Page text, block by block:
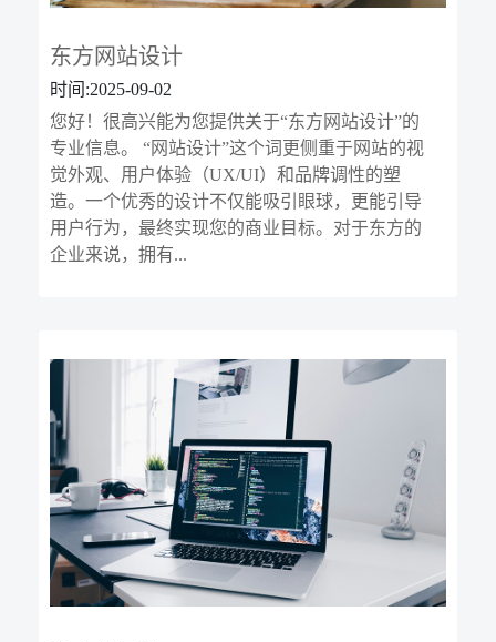
东方网站设计
时间:2025-09-02
您好！很高兴能为您提供关于“东方网站设计”的
专业信息。 “网站设计”这个词更侧重于网站的视
觉外观、用户体验（UX/UI）和品牌调性的塑
造。一个优秀的设计不仅能吸引眼球，更能引导
用户行为，最终实现您的商业目标。对于东方的
企业来说，拥有...